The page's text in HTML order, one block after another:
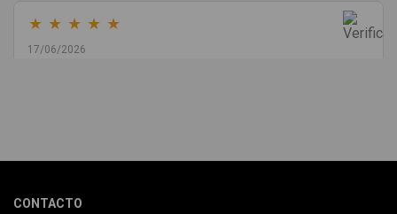
★ ★ ★ ★ ★
17/06/2026
la pieza llegó correcta y bien embalada, además de llegarme 2
CONTACTO